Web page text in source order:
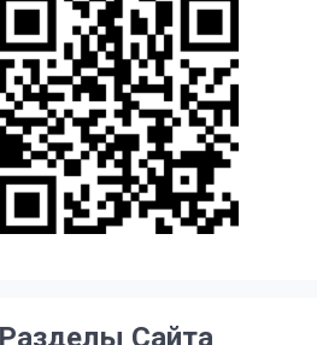
Разделы Сайта